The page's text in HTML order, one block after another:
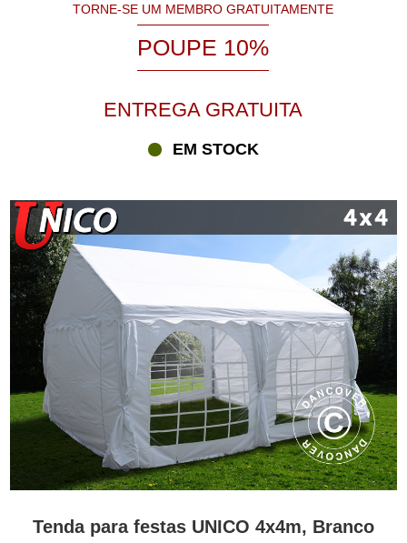
TORNE-SE UM MEMBRO GRATUITAMENTE
POUPE 10%
ENTREGA GRATUITA
EM STOCK
Tenda para festas UNICO 4x4m, Branco